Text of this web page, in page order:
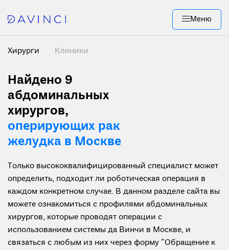
Меню
Хирурги Клиники
Найдено 9
абдоминальных
хирургов,
оперирующих рак
желудка в Москве
Только высококвалифицированный специалист может
определить, подходит ли роботическая операция в
каждом конкретном случае. В данном разделе сайта вы
можете ознакомиться с профилями абдоминальных
хирургов, которые проводят операции с
использованием системы да Винчи в Москве, и
связаться с любым из них через форму “Обращение к